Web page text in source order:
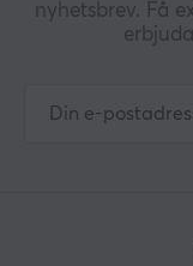
nyhetsbrev. Få